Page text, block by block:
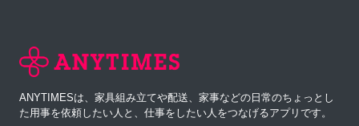
ANYTIMESは、家具組み立てや配送、家事などの日常のちょっとし
た用事を依頼したい人と、仕事をしたい人をつなげるアプリです。